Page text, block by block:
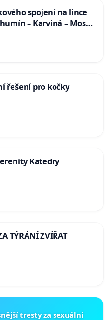
spojení na lince
– Karviná – Mosty
řešení pro kočky
Katedry
TÝRÁNÍ ZVÍŘAT
tresty za sexuální